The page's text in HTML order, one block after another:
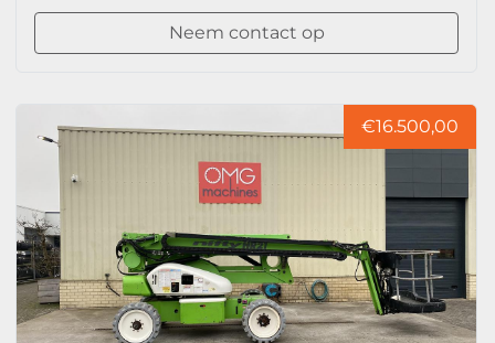
Neem contact op
€16.500,00